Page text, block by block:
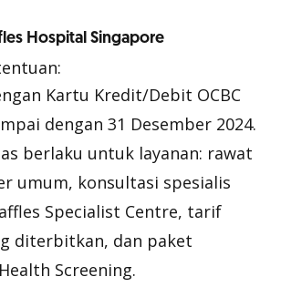
Hospital Singapore
Kartu Kredit/Debit OCBC
dengan 31 Desember 2024.
berlaku untuk layanan: rawat
umum, konsultasi spesialis
Specialist Centre, tarif
diterbitkan, dan paket
Screening.